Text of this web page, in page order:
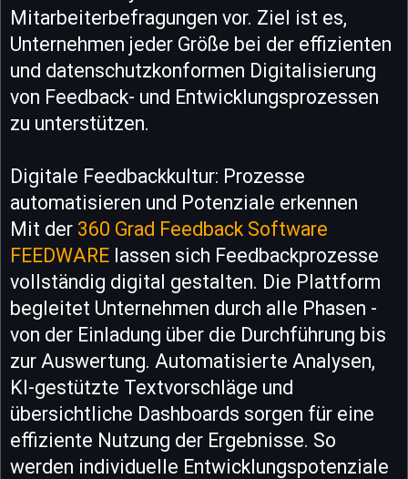
Mitarbeiterbefragungen vor. Ziel ist es,
Unternehmen jeder Größe bei der effizienten
und datenschutzkonformen Digitalisierung
von Feedback- und Entwicklungsprozessen
zu unterstützen.
Digitale Feedbackkultur: Prozesse
automatisieren und Potenziale erkennen
Mit der 360 Grad Feedback Software
FEEDWARE lassen sich Feedbackprozesse
vollständig digital gestalten. Die Plattform
begleitet Unternehmen durch alle Phasen -
von der Einladung über die Durchführung bis
zur Auswertung. Automatisierte Analysen,
KI-gestützte Textvorschläge und
übersichtliche Dashboards sorgen für eine
effiziente Nutzung der Ergebnisse. So
werden individuelle Entwicklungspotenziale